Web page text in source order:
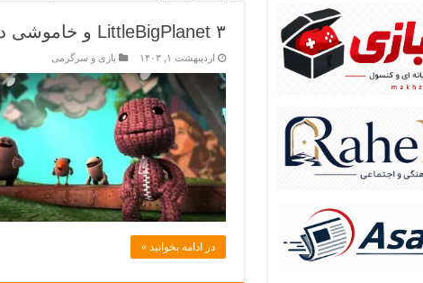
LittleBigPlanet ۳ و خاموشی دائمی سرورها
اردیبهشت ۱, ۱۴۰۳ بازی و سرگرمی
در ادامه بخوانید »